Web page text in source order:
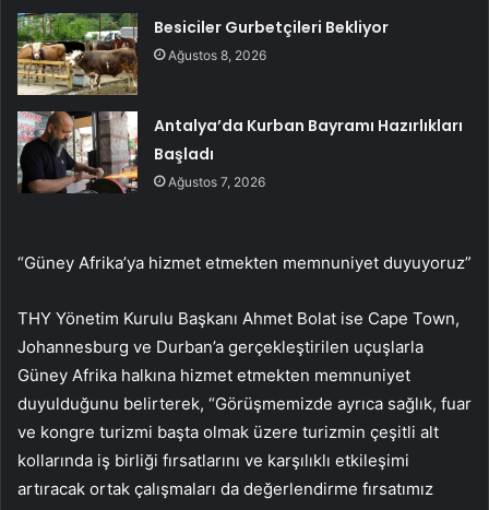
Besiciler Gurbetçileri Bekliyor
Ağustos 8, 2026
Antalya’da Kurban Bayramı Hazırlıkları
Başladı
Ağustos 7, 2026
“Güney Afrika’ya hizmet etmekten memnuniyet duyuyoruz”
THY Yönetim Kurulu Başkanı Ahmet Bolat ise Cape Town,
Johannesburg ve Durban’a gerçekleştirilen uçuşlarla
Güney Afrika halkına hizmet etmekten memnuniyet
duyulduğunu belirterek, “Görüşmemizde ayrıca sağlık, fuar
ve kongre turizmi başta olmak üzere turizmin çeşitli alt
kollarında iş birliği fırsatlarını ve karşılıklı etkileşimi
artıracak ortak çalışmaları da değerlendirme fırsatımız